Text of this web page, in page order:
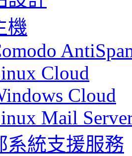
機
Cloud
Cloud
Mail
系統支援服務